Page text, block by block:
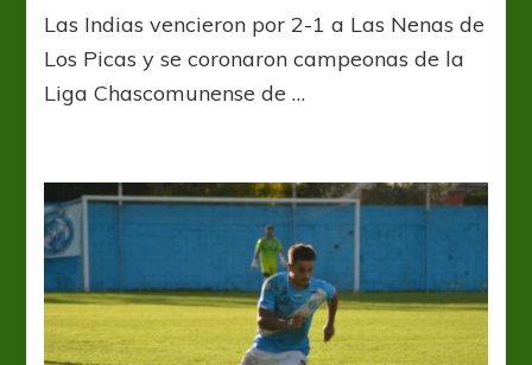
cacique
gritó
campeón
Las Indias vencieron por 2-1 a Las Nenas de
Los Picas y se coronaron campeonas de la
Liga Chascomunense de …